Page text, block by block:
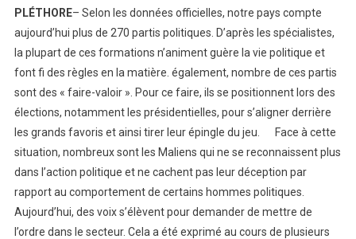
PLÉTHORE– Selon les données officielles, notre pays compte
aujourd’hui plus de 270 partis politiques. D’après les spécialistes,
la plupart de ces formations n’animent guère la vie politique et
font fi des règles en la matière. également, nombre de ces partis
sont des « faire-valoir ». Pour ce faire, ils se positionnent lors des
élections, notamment les présidentielles, pour s’aligner derrière
les grands favoris et ainsi tirer leur épingle du jeu. Face à cette
situation, nombreux sont les Maliens qui ne se reconnaissent plus
dans l’action politique et ne cachent pas leur déception par
rapport au comportement de certains hommes politiques.
Aujourd’hui, des voix s’élèvent pour demander de mettre de
l’ordre dans le secteur. Cela a été exprimé au cours de plusieurs